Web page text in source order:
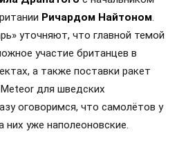
Ричардом Найтоном.
уточняют, что главной темой
участие британцев в
а также поставки ракет
для шведских
оговоримся, что самолётов у
уже наполеоновские.